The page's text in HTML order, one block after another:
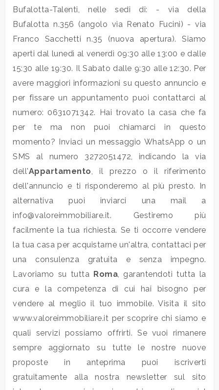
Bufalotta-Talenti, nelle sedi di: - via della
Bufalotta n.356 (angolo via Renato Fucini) - via
Franco Sacchetti n.35 (nuova apertura). Siamo
aperti dal lunedì al venerdì 09:30 alle 13:00 e dalle
15:30 alle 19:30. Il Sabato dalle 9:30 alle 12:30. Per
avere maggiori informazioni su questo annuncio e
per fissare un appuntamento puoi contattarci al
numero: 0631071342. Hai trovato la casa che fa
per te ma non puoi chiamarci in questo
momento? Inviaci un messaggio WhatsApp o un
SMS al numero 3272051472, indicando la via
dell'Appartamento, il prezzo o il riferimento
dell'annuncio e ti risponderemo al più presto. In
alternativa puoi inviarci una mail a
info@valoreimmobiliare.it. Gestiremo più
facilmente la tua richiesta. Se ti occorre vendere
la tua casa per acquistarne un'altra, contattaci per
una consulenza gratuita e senza impegno.
Lavoriamo su tutta Roma, garantendoti tutta la
cura e la competenza di cui hai bisogno per
vendere al meglio il tuo immobile. Visita il sito
www.valoreimmobiliare.it per scoprire chi siamo e
quali servizi possiamo offrirti. Se vuoi rimanere
sempre aggiornato su tutte le nostre nuove
proposte in anteprima puoi iscriverti
gratuitamente alla nostra newsletter sul sito
5+
Bagni
minimi
Qualsiasi
1
2
3
4
5
Camere
minime
Qualsiasi
1